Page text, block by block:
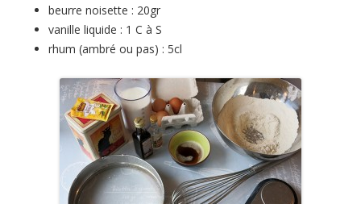
beurre noisette : 20gr
vanille liquide : 1 C à S
rhum (ambré ou pas) : 5cl